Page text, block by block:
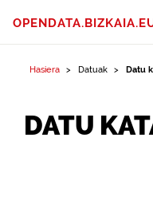
Hasiera Datuak Datu
DATU